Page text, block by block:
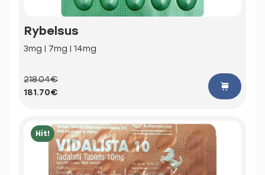
Rybelsus
3mg | 7mg | 14mg
218.04€
181.70€
Hit!